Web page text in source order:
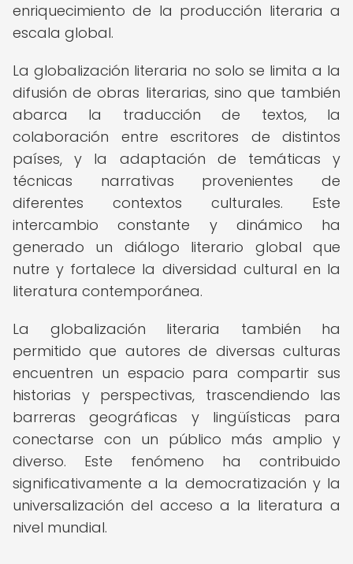
enriquecimiento de la producción literaria a
escala global.
La globalización literaria no solo se limita a la
difusión de obras literarias, sino que también
abarca la traducción de textos, la
colaboración entre escritores de distintos
países, y la adaptación de temáticas y
técnicas narrativas provenientes de
diferentes contextos culturales. Este
intercambio constante y dinámico ha
generado un diálogo literario global que
nutre y fortalece la diversidad cultural en la
literatura contemporánea.
La globalización literaria también ha
permitido que autores de diversas culturas
encuentren un espacio para compartir sus
historias y perspectivas, trascendiendo las
barreras geográficas y lingüísticas para
conectarse con un público más amplio y
diverso. Este fenómeno ha contribuido
significativamente a la democratización y la
universalización del acceso a la literatura a
nivel mundial.